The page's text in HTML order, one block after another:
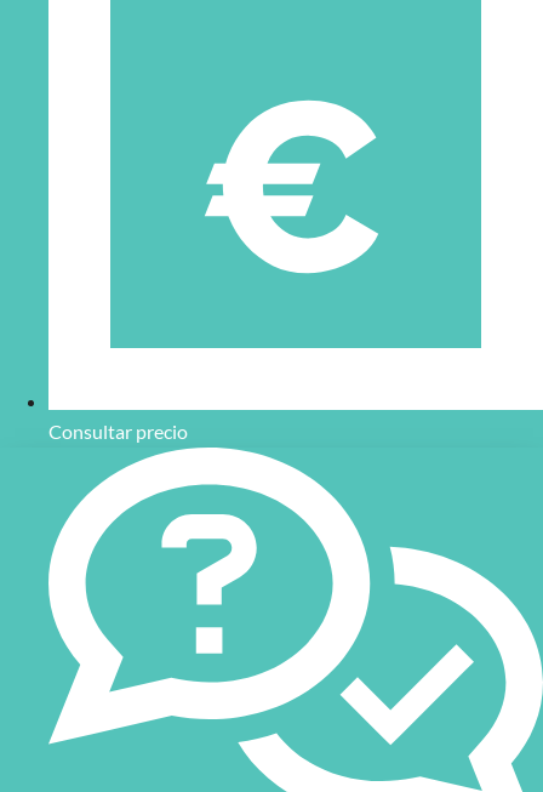
Consultar precio